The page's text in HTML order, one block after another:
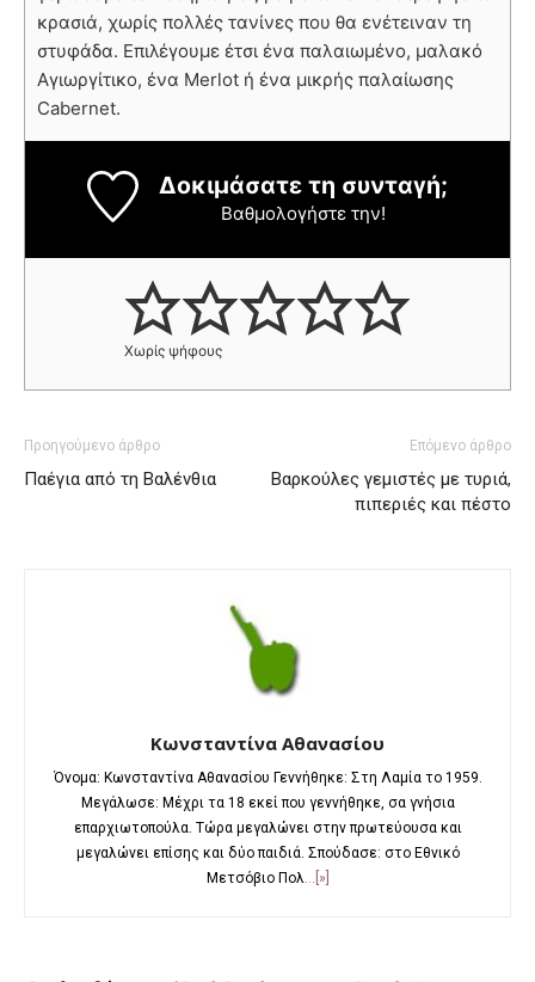
κρασιά, χωρίς πολλές τανίνες που θα ενέτειναν τη
στυφάδα. Επιλέγουμε έτσι ένα παλαιωμένο, μαλακό
Αγιωργίτικο, ένα Merlot ή ένα μικρής παλαίωσης
Cabernet.
Δοκιμάσατε τη συνταγή;
Βαθμολογήστε την!
Χωρίς ψήφους
Προηγούμενο άρθρο
Παέγια από τη Βαλένθια
Επόμενο άρθρο
Βαρκούλες γεμιστές με τυριά,
πιπεριές και πέστο
Κωνσταντίνα Αθανασίου
Όνομα: Κωνσταντίνα Αθανασίου Γεννήθηκε: Στη Λαμία το 1959.
Μεγάλωσε: Μέχρι τα 18 εκεί που γεννήθηκε, σα γνήσια
επαρχιωτοπούλα. Τώρα μεγαλώνει στην πρωτεύουσα και
μεγαλώνει επίσης και δύο παιδιά. Σπούδασε: στο Εθνικό
Μετσόβιο Πολ...[»]